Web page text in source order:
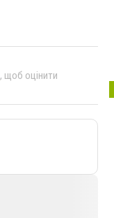
, щоб оцінити